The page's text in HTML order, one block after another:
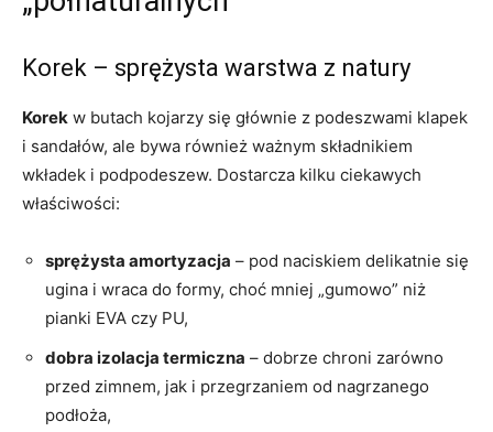
Korek – sprężysta warstwa z natury
Korek w butach kojarzy się głównie z podeszwami klapek
i sandałów, ale bywa również ważnym składnikiem
wkładek i podpodeszew. Dostarcza kilku ciekawych
właściwości:
sprężysta amortyzacja – pod naciskiem delikatnie się
ugina i wraca do formy, choć mniej „gumowo” niż
pianki EVA czy PU,
dobra izolacja termiczna – dobrze chroni zarówno
przed zimnem, jak i przegrzaniem od nagrzanego
podłoża,